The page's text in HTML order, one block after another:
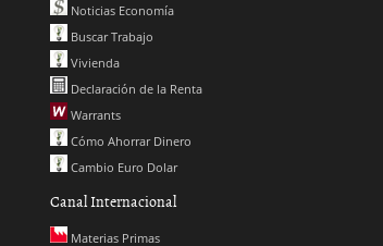
Noticias Economía
Buscar Trabajo
Vivienda
Declaración de la Renta
Warrants
Cómo Ahorrar Dinero
Cambio Euro Dolar
Canal Internacional
Materias Primas